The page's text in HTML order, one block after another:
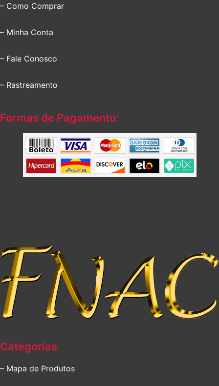
– Como Comprar
– Minha Conta
– Fale Conosco
– Rastreamento
Formas de Pagamento:
Categorias
– Mapa de Produtos